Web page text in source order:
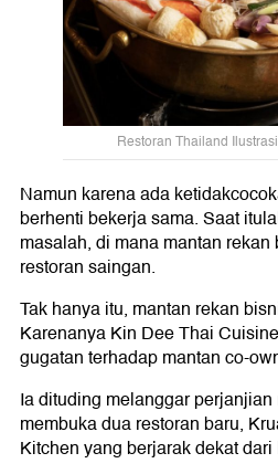
Restoran Thailand
Namun karena ada
berhenti bekerja sama. Saat
masalah, di mana mantan
restoran saingan.
Tak hanya itu, mantan rekan
Karenanya Kin Dee Thai
gugatan terhadap mantan co-
Ia dituding melanggar
membuka dua restoran baru,
Kitchen yang berjarak dekat